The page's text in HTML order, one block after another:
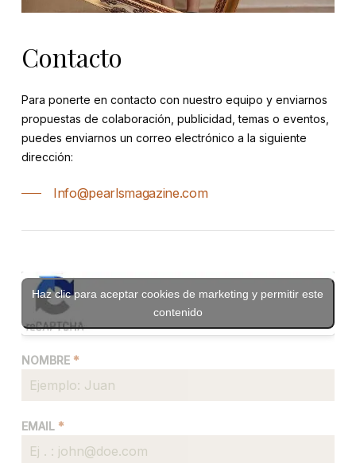
Contacto
Para ponerte en contacto con nuestro equipo y enviarnos
propuestas de colaboración, publicidad, temas o eventos,
puedes enviarnos un correo electrónico a la siguiente
dirección:
Info@pearlsmagazine.com
Haz clic para aceptar cookies de marketing y permitir este
contenido
NOMBRE *
EMAIL *